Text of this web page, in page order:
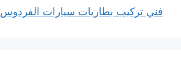
فني تركيب بطاريات سيارات الفردوس